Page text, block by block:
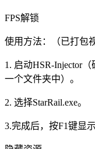
FPS解锁
使用方法：（已打包
1. 启动HSR-Injector（
一个文件夹中）。
2. 选择StarRail.exe。
3.完成后，按F1键显